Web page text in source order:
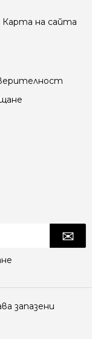
Карта на сайта
запазени